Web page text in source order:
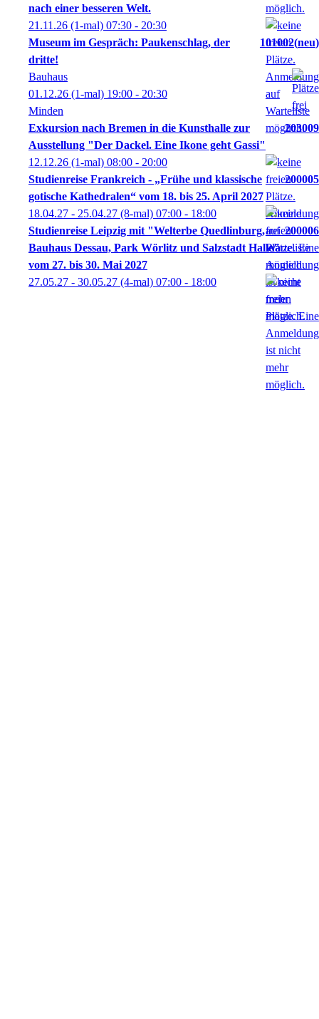
nach einer besseren Welt.
21.11.26 (1-mal) 07:30 - 20:30
Museum im Gespräch: Paukenschlag, der
dritte!
101002 neu
Bauhaus
01.12.26 (1-mal) 19:00 - 20:30
Minden
Exkursion nach Bremen in die Kunsthalle zur
Ausstellung "Der Dackel. Eine Ikone geht Gassi"
203009
12.12.26 (1-mal) 08:00 - 20:00
Studienreise Frankreich - „Frühe und klassische
gotische Kathedralen“ vom 18. bis 25. April 2027
200005
18.04.27 - 25.04.27 (8-mal) 07:00 - 18:00
Studienreise Leipzig mit "Welterbe Quedlinburg,
Bauhaus Dessau, Park Wörlitz und Salzstadt Halle"
vom 27. bis 30. Mai 2027
200006
27.05.27 - 30.05.27 (4-mal) 07:00 - 18:00